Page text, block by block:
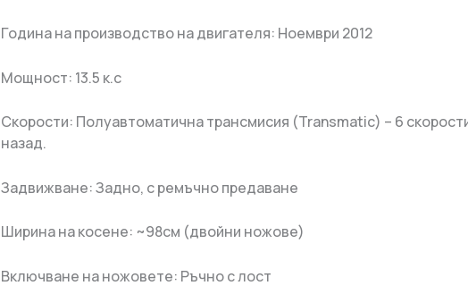
Година на производство на двигателя: Ноември 2012
Мощност: 13.5 к.с
Скорости: Полуавтоматична трансмисия (Transmatic) – 6
назад.
Задвижване: Задно, с ремъчно предаване
Ширина на косене: ~98см (двойни ножове)
Включване на ножовете: Ръчно с лост